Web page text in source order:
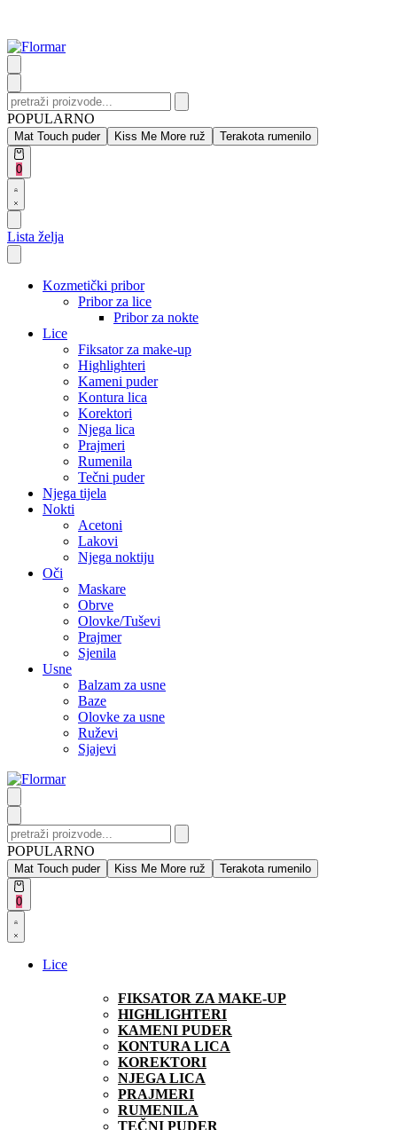
content
Search
for:
POPULARNO
Mat Touch puder Kiss Me More ruž Terakota rumenilo
0Open
cart
Open
Account
details
Lista želja
Kozmetički pribor
Pribor za lice
Pribor za nokte
Lice
Fiksator za make-up
Highlighteri
Kameni puder
Kontura lica
Korektori
Njega lica
Prajmeri
Rumenila
Tečni puder
Njega tijela
Nokti
Acetoni
Lakovi
Njega noktiju
Oči
Maskare
Obrve
Olovke/Tuševi
Prajmer
Sjenila
Usne
Balzam za usne
Baze
Olovke za usne
Ruževi
Sjajevi
Search
for:
POPULARNO
Mat Touch puder Kiss Me More ruž Terakota rumenilo
0Open
cart
Open
Account
details
Lice
FIKSATOR ZA MAKE-UP
HIGHLIGHTERI
KAMENI PUDER
KONTURA LICA
KOREKTORI
NJEGA LICA
PRAJMERI
RUMENILA
TEČNI PUDER